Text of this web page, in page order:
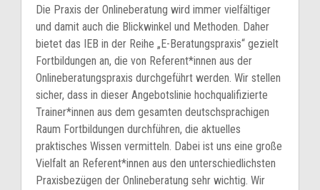
Die Praxis der Onlineberatung wird immer vielfältiger
und damit auch die Blickwinkel und Methoden. Daher
bietet das IEB in der Reihe „E-Beratungspraxis“ gezielt
Fortbildungen an, die von Referent*innen aus der
Onlineberatungspraxis durchgeführt werden. Wir stellen
sicher, dass in dieser Angebotslinie hochqualifizierte
Trainer*innen aus dem gesamten deutschsprachigen
Raum Fortbildungen durchführen, die aktuelles
praktisches Wissen vermitteln. Dabei ist uns eine große
Vielfalt an Referent*innen aus den unterschiedlichsten
Praxisbezügen der Onlineberatung sehr wichtig. Wir